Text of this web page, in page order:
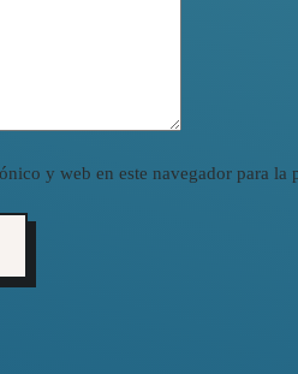
y web en este navegador para la